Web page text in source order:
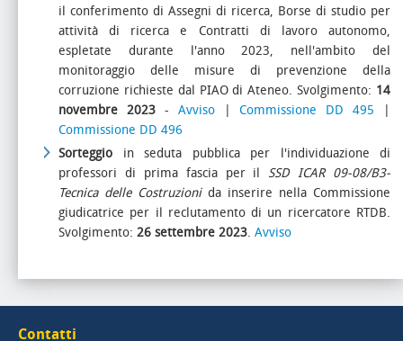
il conferimento di Assegni di ricerca, Borse di studio per
attività di ricerca e Contratti di lavoro autonomo,
espletate durante l'anno 2023, nell'ambito del
monitoraggio delle misure di prevenzione della
corruzione richieste dal PIAO di Ateneo. Svolgimento: 14
novembre 2023- Avviso|Commissione DD 495
Commissione DD 496
Sorteggio in seduta pubblica per l'individuazione di
professori di prima fascia per il SSD ICAR 09-08/B3-
Tecnica delle Costruzionida inserire nella Commissione
giudicatrice per il reclutamento di un ricercatore RTDB.
Svolgimento: 26 settembre 2023. Avviso
Contatti